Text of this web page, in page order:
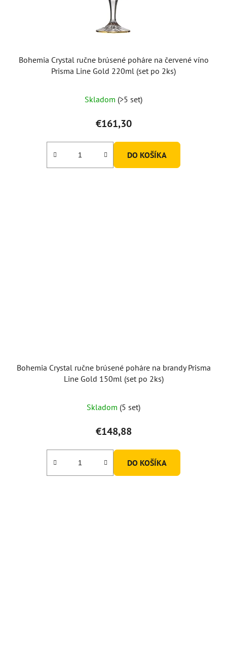
Bohemia Crystal ručne brúsené poháre na červené víno
Prisma Line Gold 220ml (set po 2ks)
Skladom (>5 set)
€161,30
DO KOŠÍKA
Bohemia Crystal ručne brúsené poháre na brandy Prisma
Line Gold 150ml (set po 2ks)
Skladom (5 set)
€148,88
DO KOŠÍKA